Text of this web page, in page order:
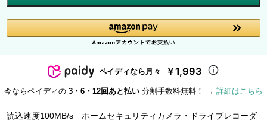
ペイディなら月々 ￥1,993
今ならペイディの 3・6・12回あと払い 分割手数料無料！ → 詳細はこちら
読込速度100MB/s ホームセキュリティカメラ・ドライブレコーダ